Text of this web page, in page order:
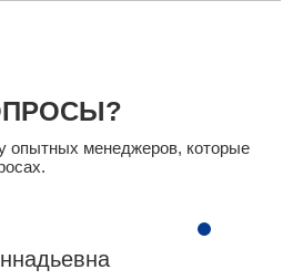
опытных менеджеров, которые